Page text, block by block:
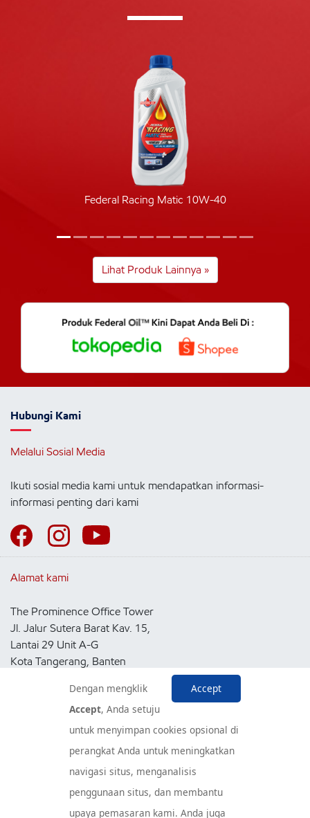
Federal Racing Matic 10W-40
Lihat Produk Lainnya »
Hubungi Kami
Melalui Sosial Media
Ikuti sosial media kami untuk mendapatkan informasi-
informasi penting dari kami
Alamat kami
The Prominence Office Tower
Jl. Jalur Sutera Barat Kav. 15,
Lantai 29 Unit A-G
Kota Tangerang, Banten
Pusat Layanan Konsumen
Accept
Dengan mengklik
Accept, Anda setuju
untuk menyimpan cookies opsional di
perangkat Anda untuk meningkatkan
navigasi situs, menganalisis
penggunaan situs, dan membantu
upaya pemasaran kami. Anda juga